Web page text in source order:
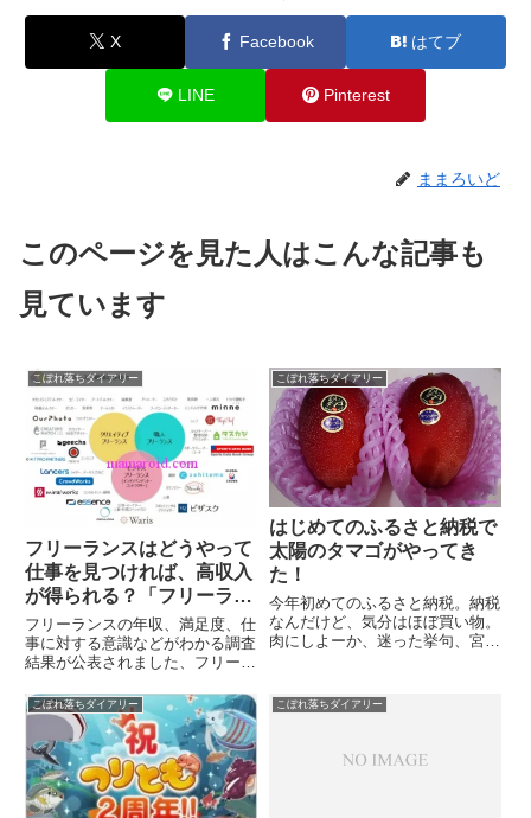
X Facebook はてブ
LINE Pinterest
ままろいど
このページを見た人はこんな記事も
見ています
こぼれ落ちダイアリー
フリーランスはどうやって
仕事を見つければ、高収入
が得られる？「フリーラン
ス白書2018」
フリーランスの年収、満足度、仕
事に対する意識などがわかる調査
結果が公表されました、フリーラ
リーランス協会」。当該協会の一
般会員およびメルマガ会員、
SNSフォロワーに対し、フリー
ランスの実態調査を実施した際に
得...
こぼれ落ちダイアリー
はじめてのふるさと納税で
太陽のタマゴがやってき
た！
今年初めてのふるさと納税。納税
なんだけど、気分はほぼ買い物。
肉にしよーか、迷った挙句、宮崎
った！しかし、自分じゃ買いませ
ん。高いもの。先日、初売りご祝
こぼれ落ちダイアリー こぼれ落ちダイアリー